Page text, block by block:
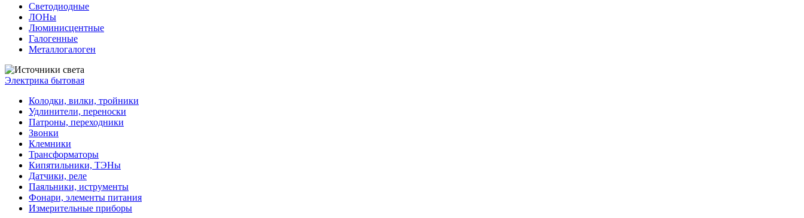
Светодиодные
ЛОНы
Люминисцентные
Галогенные
Металлогалоген
Электрика бытовая
Колодки, вилки, тройники
Удлинители, переноски
Патроны, переходники
Звонки
Клемники
Трансформаторы
Кипятильники, ТЭНы
Датчики, реле
Паяльники, иструменты
Фонари, элементы питания
Измерительные приборы